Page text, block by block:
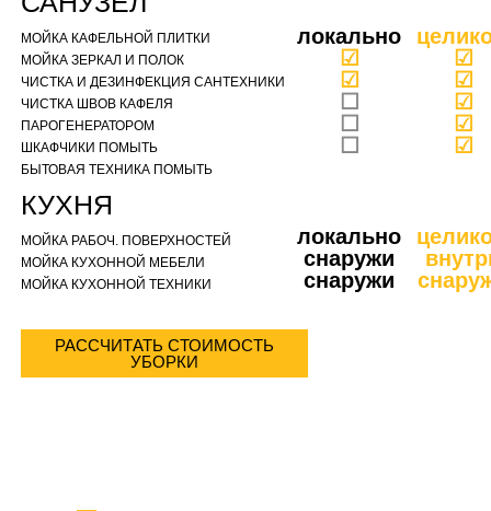
МОЙКА КАФЕЛЬНОЙ ПЛИТКИ
МОЙКА ЗЕРКАЛ И ПОЛОК
ЧИСТКА И ДЕЗИНФЕКЦИЯ САНТЕХНИКИ
ЧИСТКА ШВОВ КАФЕЛЯ
ПАРОГЕНЕРАТОРОМ
ШКАФЧИКИ ПОМЫТЬ
БЫТОВАЯ ТЕХНИКА ПОМЫТЬ
локально
☑
☑
☐
☐
☐
МОЙКА РАБОЧ. ПОВЕРХНОСТЕЙ
МОЙКА КУХОННОЙ МЕБЕЛИ
МОЙКА КУХОННОЙ ТЕХНИКИ
КУХНЯ
локально
снаружи
снаружи
☑
☑
☑
☑
☑
РАССЧИТАТЬ СТОИМОСТЬ
УБОРКИ